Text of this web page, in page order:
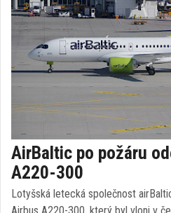
AirBaltic po požáru
A220-300
Lotyšská letecká společnost